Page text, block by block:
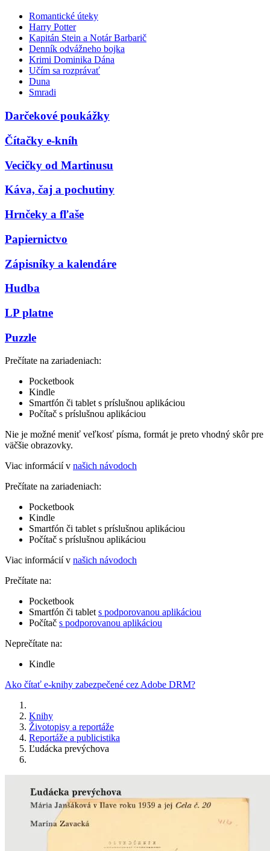
Romantické úteky
Harry Potter
Kapitán Stein a Notár Barbarič
Denník odvážneho bojka
Krimi Dominika Dána
Učím sa rozprávať
Duna
Smradi
Darčekové poukážky
Čítačky e-kníh
Vecičky od Martinusu
Káva, čaj a pochutiny
Hrnčeky a fľaše
Papiernictvo
Zápisníky a kalendáre
Hudba
LP platne
Puzzle
Prečítate na zariadeniach:
Pocketbook
Kindle
Smartfón či tablet s príslušnou aplikáciou
Počítač s príslušnou aplikáciou
Nie je možné meniť veľkosť písma, formát je preto vhodný skôr pre
väčšie obrazovky.
Viac informácií v našich návodoch
Prečítate na zariadeniach:
Pocketbook
Kindle
Smartfón či tablet s príslušnou aplikáciou
Počítač s príslušnou aplikáciou
Viac informácií v našich návodoch
Prečítate na:
Pocketbook
Smartfón či tablet s podporovanou aplikáciou
Počítač s podporovanou aplikáciou
Neprečítate na:
Kindle
Ako čítať e-knihy zabezpečené cez Adobe DRM?
Knihy
Životopisy a reportáže
Reportáže a publicistika
Ľudácka prevýchova